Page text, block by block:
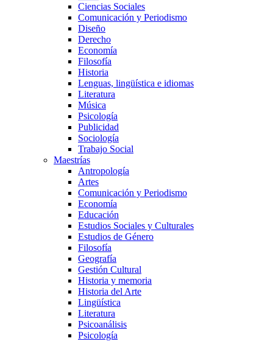
Ciencias Sociales
Comunicación y Periodismo
Diseño
Derecho
Economía
Filosofía
Historia
Lenguas, lingüística e idiomas
Literatura
Música
Psicología
Publicidad
Sociología
Trabajo Social
Maestrías
Antropología
Artes
Comunicación y Periodismo
Economía
Educación
Estudios Sociales y Culturales
Estudios de Género
Filosofía
Geografía
Gestión Cultural
Historia y memoria
Historia del Arte
Lingüística
Literatura
Psicoanálisis
Psicología